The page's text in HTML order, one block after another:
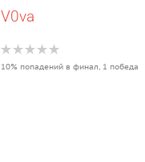
V0va
10% попадений в финал, 1 победа